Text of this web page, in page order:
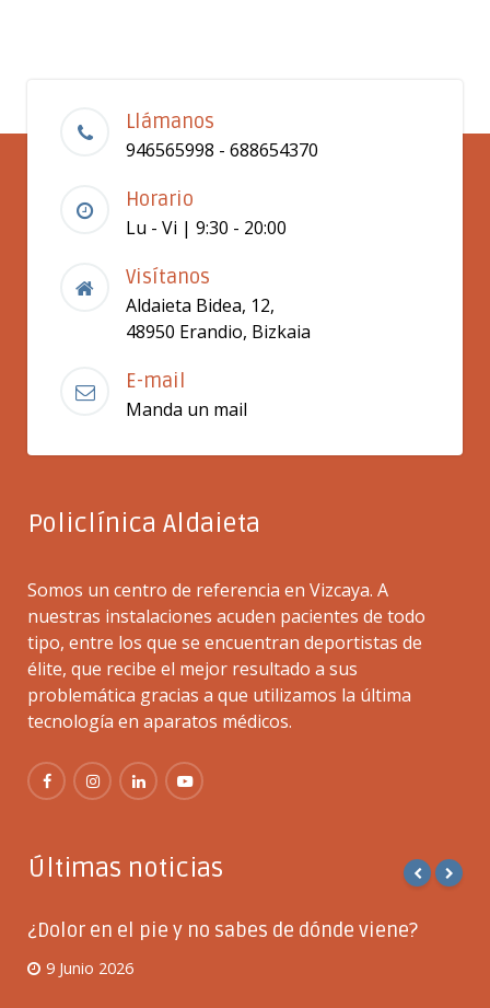
Llámanos
946565998 - 688654370
Horario
Lu - Vi | 9:30 - 20:00
Visítanos
Aldaieta Bidea, 12,
48950 Erandio, Bizkaia
E-mail
Manda un mail
Policlínica Aldaieta
Somos un centro de referencia en Vizcaya. A
nuestras instalaciones acuden pacientes de todo
tipo, entre los que se encuentran deportistas de
élite, que recibe el mejor resultado a sus
problemática gracias a que utilizamos la última
tecnología en aparatos médicos.
Últimas noticias
¿Dolor en el pie y no sabes de dónde viene?
9 Junio 2026